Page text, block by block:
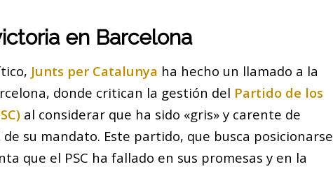
en Barcelona
Junts per Catalunya ha hecho un llamado a la
donde critican la gestión del Partido de los
al considerar que ha sido «gris» y carente de
su mandato. Este partido, que busca posicionarse
que el PSC ha fallado en sus promesas y en la